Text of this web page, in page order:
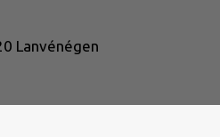
Lanvénégen